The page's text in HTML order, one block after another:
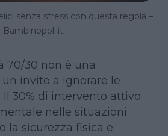
senza stress con questa regola –
Bambinopoli.it
70/30 non è una
invito a ignorare le
Il 30% di intervento attivo
nelle situazioni
la sicurezza fisica e